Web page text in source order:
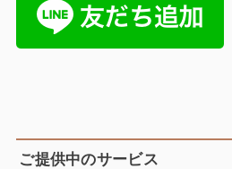
ご提供中のサービス